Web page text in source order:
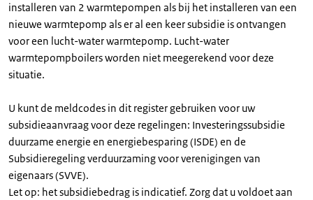
installeren van 2 warmtepompen als bij het installeren van een
nieuwe warmtepomp als er al een keer subsidie is ontvangen
voor een lucht-water warmtepomp. Lucht-water
warmtepompboilers worden niet meegerekend voor deze
situatie.
U kunt de meldcodes in dit register gebruiken voor uw
subsidieaanvraag voor deze regelingen: Investeringssubsidie
duurzame energie en energiebesparing (ISDE) en de
Subsidieregeling verduurzaming voor verenigingen van
eigenaars (SVVE).
Let op: het subsidiebedrag is indicatief. Zorg dat u voldoet aan